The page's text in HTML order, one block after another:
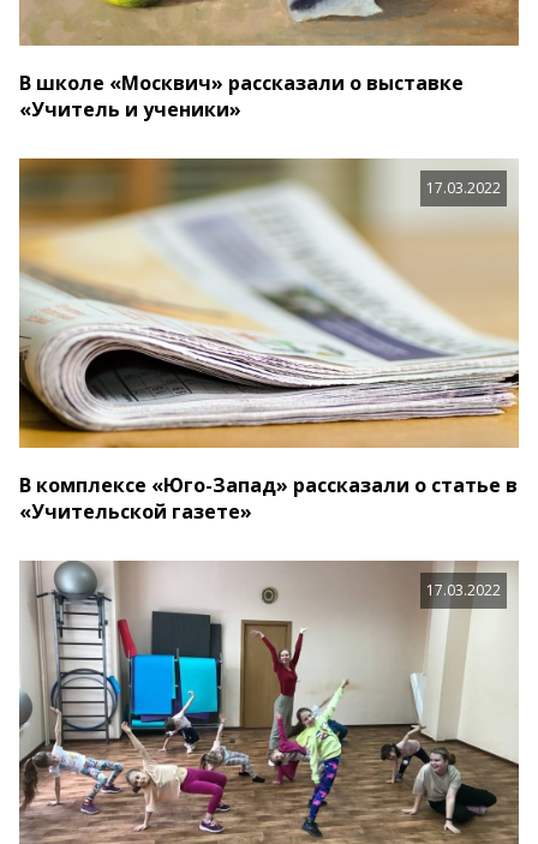
В школе «Москвич» рассказали о выставке
«Учитель и ученики»
17.03.2022
В комплексе «Юго-Запад» рассказали о статье в
«Учительской газете»
17.03.2022